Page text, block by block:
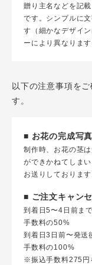
贈り主名などを記
です。シンプルに
す（細かなデザイ
ーにより異なります
以下の注意事項を
す。
■ お花の完成写
制作時、お花の茎
ができかねてしま
お送りしております
■ ご注文キャン
到着日5〜4日前ま
手数料の50%
到着日3日前〜発送
手数料の100%
※振込手数料275円